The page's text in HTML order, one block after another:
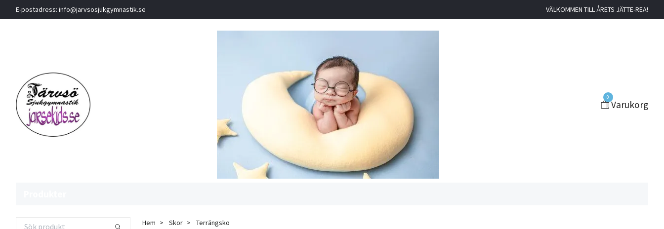
E-postadress: info@jarvsosjukgymnastik.se VÄLKOMMEN TILL ÅRETS JÄTTE-REA!
0
Varukorg
Hem Skor Terrängsko